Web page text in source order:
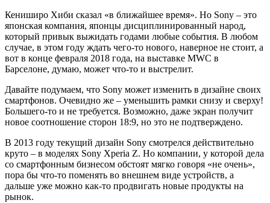
Кениширо Хиби сказал «в ближайшее время». Но Sony – это
японская компания, японцы дисциплинированный народ,
который привык выжидать годами любые события. В любом
случае, в этом году ждать чего-то нового, наверное не стоит, а
вот в конце февраля 2018 года, на выставке MWC в
Барселоне, думаю, может что-то и выстрелит.
Давайте подумаем, что Sony может изменить в дизайне своих
смартфонов. Очевидно же – уменьшить рамки снизу и сверху!
Большего-то и не требуется. Возможно, даже экран получит
новое соотношение сторон 18:9, но это не подтверждено.
В 2013 году текущий дизайн Sony смотрелся действительно
круто – в моделях Sony Xperia Z. Но компании, у которой дела
со смартфонным бизнесом обстоят мягко говоря «не очень»,
пора бы что-то поменять во внешнем виде устройств, а
дальше уже можно как-то продвигать новые продукты на
рынок.